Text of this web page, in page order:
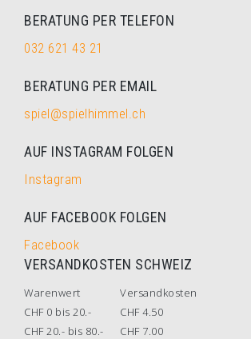
BERATUNG PER TELEFON
032 621 43 21
BERATUNG PER EMAIL
spiel@spielhimmel.ch
AUF INSTAGRAM FOLGEN
Instagram
AUF FACEBOOK FOLGEN
Facebook
VERSANDKOSTEN SCHWEIZ
Warenwert
Versandkosten
CHF 0 bis 20.-
CHF 4.50
CHF 20.- bis 80.-
CHF 7.00